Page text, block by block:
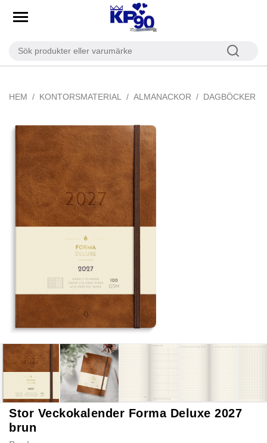
HEM KONTORSMATERIAL ALMANACKOR DAGBÖCKER
Stor Veckokalender Forma Deluxe 2027
brun